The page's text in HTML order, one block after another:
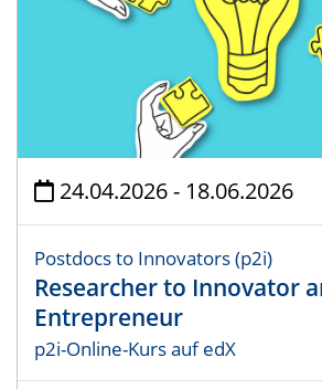
24.04.2026 - 18.06.2026
Postdocs to Innovators (p2i)
Researcher to Innovator
Entrepreneur
p2i-Online-Kurs auf edX